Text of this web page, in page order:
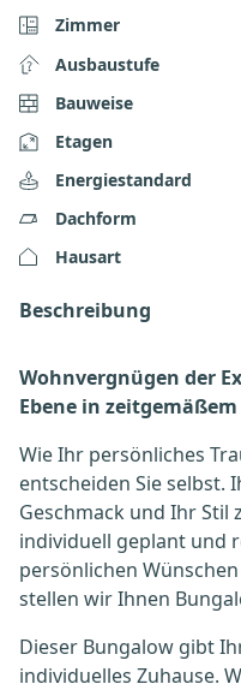
Zimmer
Ausbaustufe
Bauweise
Etagen
Energiestandard
Dachform
Hausart
Beschreibung
Wohnvergnügen der
Ebene in
Wie Ihr persönliches
entscheiden Sie selbst.
Geschmack und Ihr Stil
individuell geplant und
persönlichen
stellen wir Ihnen
Dieser Bungalow gibt
individuelles Zuhause.